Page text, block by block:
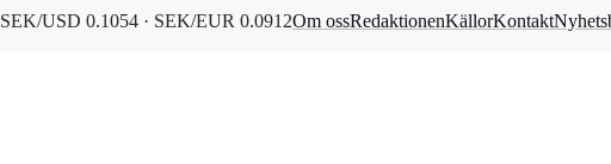
SEK/USD 0.1054 · SEK/EUR 0.0912Om ossRedaktionenKällorKontakt